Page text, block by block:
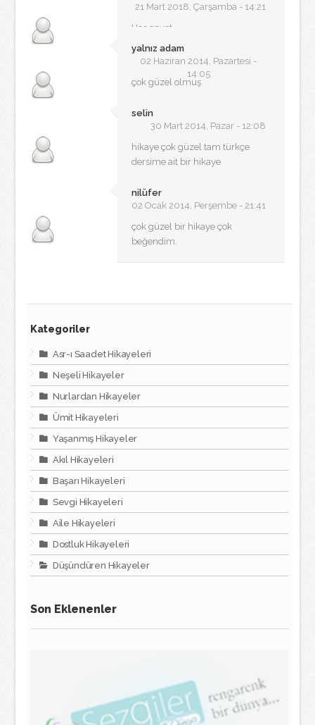
21 Mart 2018, Çarşamba - 14:21
Hos gayet
yalnız adam
02 Haziran 2014, Pazartesi -
14:05
çok güzel olmuş
selin
30 Mart 2014, Pazar - 12:08
hikaye çok güzel tam türkçe
dersime ait bir hikaye
nilüfer
02 Ocak 2014, Perşembe - 21:41
çok güzel bir hikaye çok
beğendim.
Kategoriler
Asr-ı Saadet Hikayeleri
Neşeli Hikayeler
Nurlardan Hikayeler
Ümit Hikayeleri
Yaşanmış Hikayeler
Akıl Hikayeleri
Başarı Hikayeleri
Sevgi Hikayeleri
Aile Hikayeleri
Dostluk Hikayeleri
Düşündüren Hikayeler
Son Eklenenler